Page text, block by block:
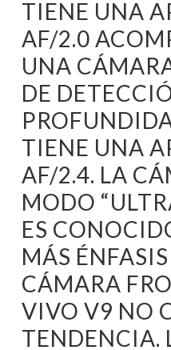
TIENE UNA
AF/2.0
UNA
DE
TIENE UNA
AF/2.4. LA
MODO
ES
MÁS
CÁMARA
VIVO V9 NO
TENDENCIA.